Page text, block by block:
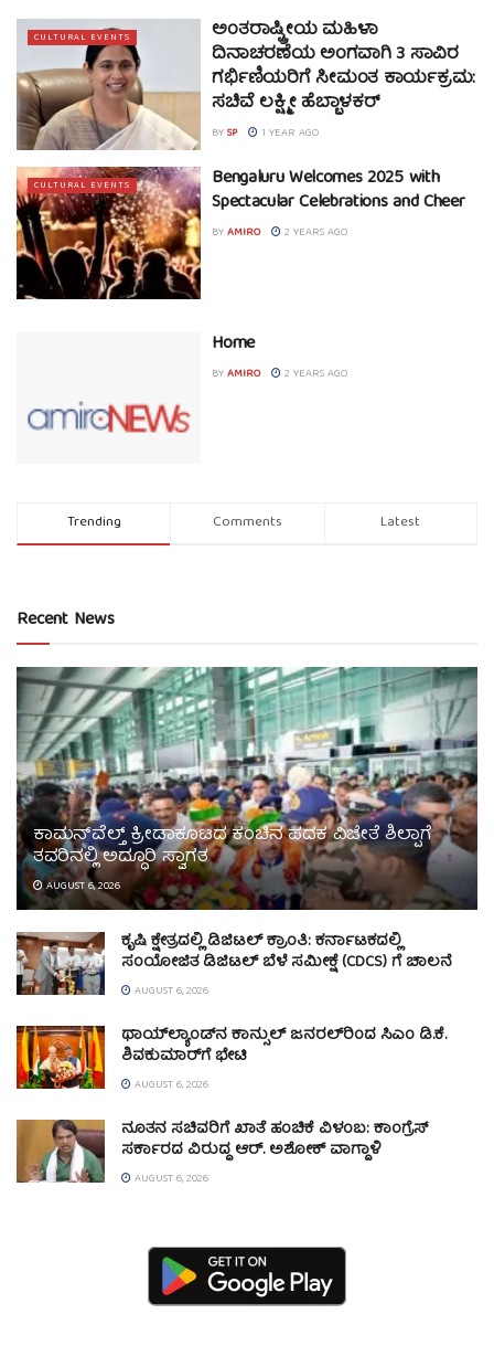
CULTURAL EVENTS ಅಂತರಾಷ್ಟ್ರೀಯ ಮಹಿಳಾ
ದಿನಾಚರಣೆಯ ಅಂಗವಾಗಿ 3 ಸಾವಿರ
ಗರ್ಭಿಣಿಯರಿಗೆ ಸೀಮಂತ ಕಾರ್ಯಕ್ರಮ:
ಸಚಿವೆ ಲಕ್ಷ್ಮೀ ಹೆಬ್ಬಾಳಕರ್
BYSP 1 YEAR AGO
CULTURAL EVENTS Bengaluru Welcomes 2025 with
Spectacular Celebrations and Cheer
BYAMIRO 2 YEARS AGO
Home
BYAMIRO 2 YEARS AGO
Trending Comments Latest
Recent News
ಕಾಮನ್‌ವೆಲ್ತ್ ಕ್ರೀಡಾಕೂಟದ ಕಂಚಿನ ಪದಕ ವಿಜೇತೆ ಶಿಲ್ಪಾಗೆ
ತವರಿನಲ್ಲಿ ಅದ್ಧೂರಿ ಸ್ವಾಗತ
AUGUST 6, 2026
ಕೃಷಿ ಕ್ಷೇತ್ರದಲ್ಲಿ ಡಿಜಿಟಲ್ ಕ್ರಾಂತಿ: ಕರ್ನಾಟಕದಲ್ಲಿ
ಸಂಯೋಜಿತ ಡಿಜಿಟಲ್ ಬೆಳೆ ಸಮೀಕ್ಷೆ (CDCS) ಗೆ ಚಾಲನೆ
AUGUST 6, 2026
ಥಾಯ್‌ಲ್ಯಾಂಡ್‌ನ ಕಾನ್ಸುಲ್ ಜನರಲ್‌ರಿಂದ ಸಿಎಂ ಡಿ.ಕೆ.
ಶಿವಕುಮಾರ್‌ಗೆ ಭೇಟಿ
AUGUST 6, 2026
ನೂತನ ಸಚಿವರಿಗೆ ಖಾತೆ ಹಂಚಿಕೆ ವಿಳಂಬ: ಕಾಂಗ್ರೆಸ್
ಸರ್ಕಾರದ ವಿರುದ್ಧ ಆರ್. ಅಶೋಕ್ ವಾಗ್ದಾಳಿ
AUGUST 6, 2026